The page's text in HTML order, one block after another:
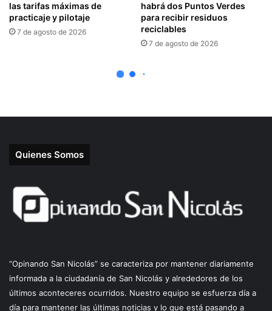
Quienes Somos
“Opinando San Nicolás” se caracteriza por mantener diariamente
informada a la ciudadanía de San Nicolás y alrededores de los
últimos aconteceres ocurridos. Nuestro equipo se esfuerza día a
día para mantener las últimas noticias y lo que está pasando a